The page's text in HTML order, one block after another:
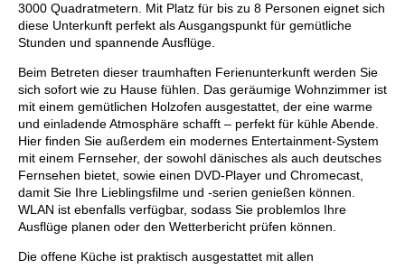
3000 Quadratmetern. Mit Platz für bis zu 8 Personen eignet sich
diese Unterkunft perfekt als Ausgangspunkt für gemütliche
Stunden und spannende Ausflüge.
Beim Betreten dieser traumhaften Ferienunterkunft werden Sie
sich sofort wie zu Hause fühlen. Das geräumige Wohnzimmer ist
mit einem gemütlichen Holzofen ausgestattet, der eine warme
und einladende Atmosphäre schafft – perfekt für kühle Abende.
Hier finden Sie außerdem ein modernes Entertainment-System
mit einem Fernseher, der sowohl dänisches als auch deutsches
Fernsehen bietet, sowie einen DVD-Player und Chromecast,
damit Sie Ihre Lieblingsfilme und -serien genießen können.
WLAN ist ebenfalls verfügbar, sodass Sie problemlos Ihre
Ausflüge planen oder den Wetterbericht prüfen können.
Die offene Küche ist praktisch ausgestattet mit allen